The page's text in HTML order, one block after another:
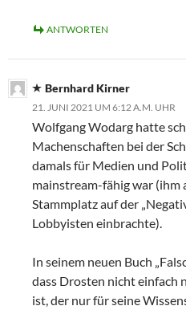
ANTWORTEN
Bernhard Kirner
21. JUNI 2021 UM 6:12 A.M. UHR
Wolfgang Wodarg hatte
Machenschaften bei der
damals für Medien und
mainstream-fähig war (ihm
Stammplatz auf der
Lobbyisten einbrachte).
In seinem neuen Buch
dass Drosten nicht einfach
ist, der nur für seine